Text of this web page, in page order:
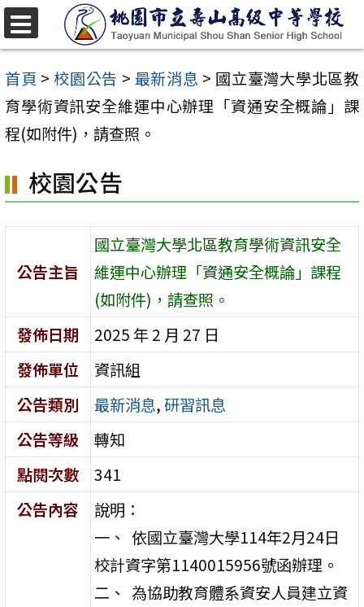
跳
至
主
要
內
區
首頁 > 校園公告 > 最新消息 > 國立臺灣大學北區教
育學術資訊安全維運中心辦理「資通安全概論」課
程(如附件)，請查照。
校園公告
公告主旨
國立臺灣大學北區教育學術資訊安全
維運中心辦理「資通安全概論」課程
(如附件)，請查照。
發佈日期
2025 年 2 月 27 日
發佈單位
資訊組
公告類別
最新消息,研習訊息
公告等級
轉知
點閱次數
341
公告內容
說明：
一、 依國立臺灣大學114年2月24日
校計資字第1140015956號函辦理。
二、 為協助教育體系資安人員建立資
選
單